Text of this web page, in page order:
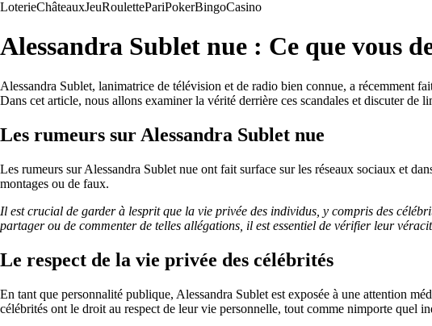
LoterieChâteauxJeuRoulettePariPokerBingoCasino
Alessandra Sublet nue : Ce que vous
Alessandra Sublet, lanimatrice de télévision et de radio bien connue, a récemment
Dans cet article, nous allons examiner la vérité derrière ces scandales et discuter de
Les rumeurs sur Alessandra Sublet nue
Les rumeurs sur Alessandra Sublet nue ont fait surface sur les réseaux sociaux et
montages ou de faux.
Il est crucial de garder à lesprit que la vie privée des individus, y compris des
partager ou de commenter de telles allégations, il est essentiel de vérifier leur
Le respect de la vie privée des célébrités
En tant que personnalité publique, Alessandra Sublet est exposée à une attention
célébrités ont le droit au respect de leur vie personnelle, tout comme nimporte quel